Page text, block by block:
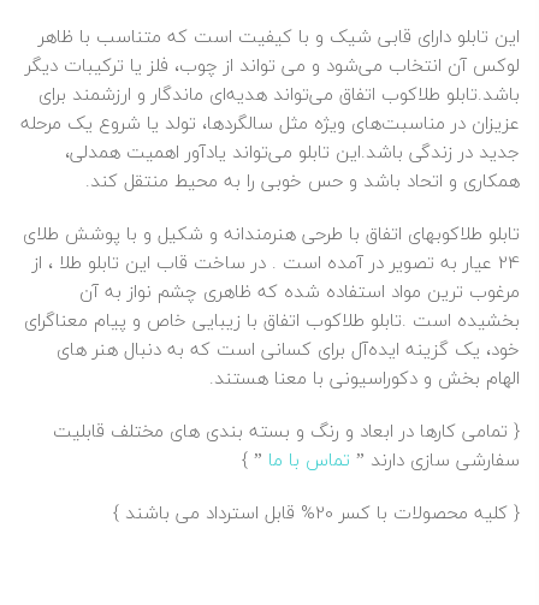
این تابلو دارای قابی شیک و با کیفیت است که متناسب با ظاهر
لوکس آن انتخاب می‌شود و می‌ تواند از چوب، فلز یا ترکیبات دیگر
باشد.تابلو طلاکوب اتفاق می‌تواند هدیه‌ای ماندگار و ارزشمند برای
عزیزان در مناسبت‌های ویژه مثل سالگردها، تولد یا شروع یک مرحله
جدید در زندگی باشد.این تابلو می‌تواند یادآور اهمیت همدلی،
همکاری و اتحاد باشد و حس خوبی را به محیط منتقل کند.
تابلو طلاکوبهای اتفاق با طرحی هنرمندانه و شکیل و با پوشش طلای
24 عیار به تصویر در آمده است . در ساخت قاب این تابلو طلا ، از
مرغوب ترین مواد استفاده شده که ظاهری چشم نواز به آن
بخشیده است .تابلو طلاکوب اتفاق با زیبایی خاص و پیام معناگرای
خود، یک گزینه ایده‌آل برای کسانی است که به دنبال هنر های
الهام‌ بخش و دکوراسیونی با معنا هستند.
{ تمامی کارها در ابعاد و رنگ و بسته بندی های مختلف قابلیت
سفارشی سازی دارند ” تماس با ما ” }
{ کلیه محصولات با کسر 20% قابل استرداد می باشند }